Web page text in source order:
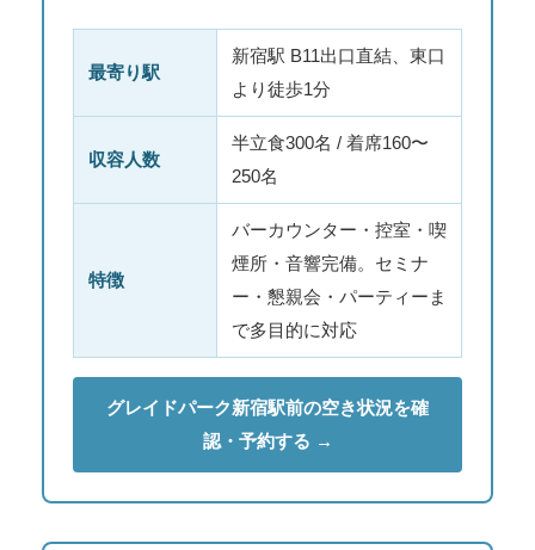
最寄り駅
新宿駅 B11出口直結、東口
より徒歩1分
収容人数
半立食300名 / 着席160〜
250名
特徴
バーカウンター・控室・喫
煙所・音響完備。セミナ
ー・懇親会・パーティーま
で多目的に対応
グレイドパーク新宿駅前の空き状況を確
認・予約する →